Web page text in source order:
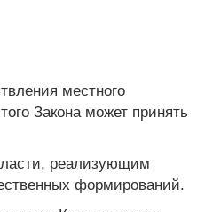
местного
Закона может принять
реализующим
формирований.